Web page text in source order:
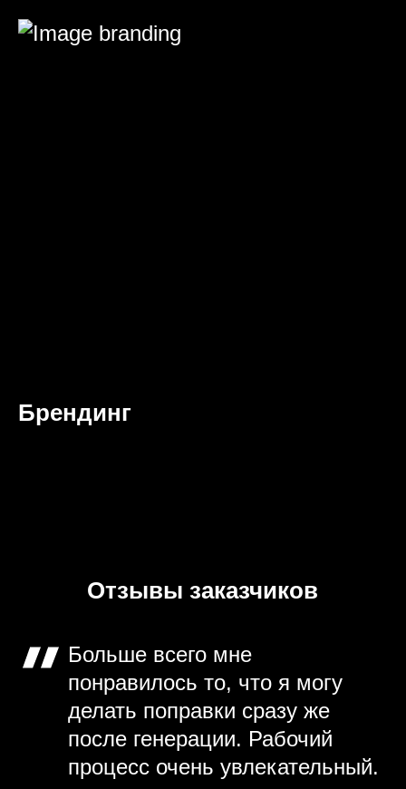
Брендинг
Отзывы заказчиков
Больше всего мне
понравилось то, что я могу
делать поправки сразу же
после генерации. Рабочий
процесс очень увлекательный.